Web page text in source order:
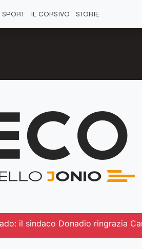
SPORT IL CORSIVO STORIE
il sindaco Donadio ringrazia